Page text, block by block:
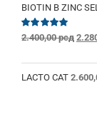
BIOTIN B ZINC
Ocenjeno
od 5
2.400,00рсд
je
bila:
LACTO CAT